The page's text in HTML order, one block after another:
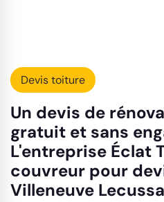
Devis toiture
Un devis de
gratuit et sans
L'entreprise Éclat
couvreur pour
Villeneuve